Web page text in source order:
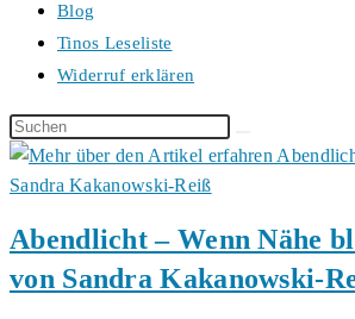
Blog
Tinos Leseliste
Widerruf erklären
Diese
Website
durchsuchen
Abendlicht – Wenn Nähe
von Sandra Kakanowski-